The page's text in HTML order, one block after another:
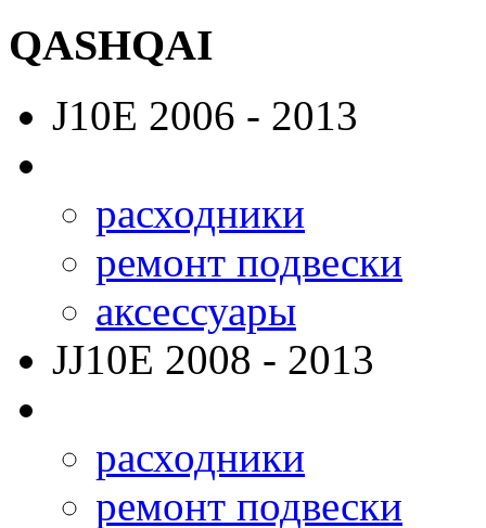
QASHQAI
J10E 2006 - 2013
расходники
ремонт подвески
аксессуары
JJ10E 2008 - 2013
расходники
ремонт подвески